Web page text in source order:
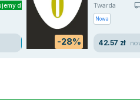
dzisiaj
-28%
Twarda
Nowa
42.57 zł